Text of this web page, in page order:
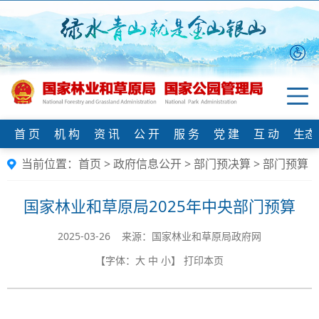
首 页 机 构 资 讯 公 开 服 务 党 建 互 动
生
当前位置： 首页 >政府信息公开>部门预决算>部门预算
国家林业和草原局2025年中央部门预算
2025-03-26 来源：国家林业和草原局政府网
【字体： 大 中 小】 打印本页